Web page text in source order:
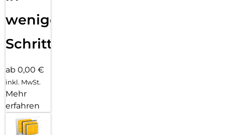
wenigen
Schritten
ab 0,00 €
inkl. MwSt.
Mehr
erfahren